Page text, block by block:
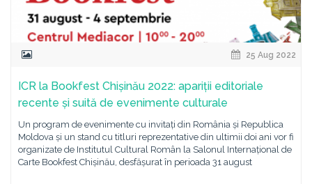
25 Aug 2022
ICR la Bookfest Chișinău 2022: apariții editoriale
recente și suită de evenimente culturale
Un program de evenimente cu invitați din România și Republica
Moldova și un stand cu titluri reprezentative din ultimii doi ani vor fi
organizate de Institutul Cultural Român la Salonul Internațional de
Carte Bookfest Chișinău, desfășurat în perioada 31 august